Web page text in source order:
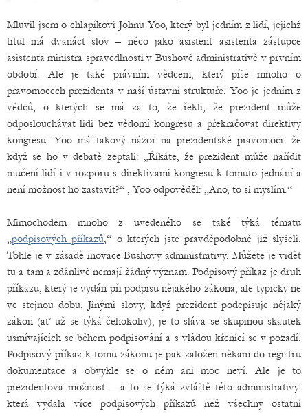
Mluvil jsem o chlapíkovi Johnu Yoo, který byl jedním z lidí, jejichž
titul má dvanáct slov – něco jako asistent asistenta zástupce
asistenta ministra spravedlnosti v Bushově administrativě v prvním
období. Ale je také právním vědcem, který píše mnoho o
pravomocech prezidenta v naší ústavní struktuře. Yoo je jedním z
vědců, o kterých se má za to, že řekli, že prezident může
odposlouchávat lidi bez vědomí kongresu a překračovat direktivy
kongresu. Yoo má takový názor na prezidentské pravomoci, že
když se ho v debatě zeptali: „Říkáte, že prezident může nařídit
mučení lidí i v rozporu s direktivami kongresu k tomuto jednání a
není možnost ho zastavit?“ , Yoo odpověděl: „Ano, to si myslím.“
Mimochodem mnoho z uvedeného se také týká tématu
„podpisových příkazů,“ o kterých jste pravděpodobně již slyšeli.
Tohle je v zásadě inovace Bushovy administrativy. Můžete je vidět
tu a tam a zdánlivě nemají žádný význam. Podpisový příkaz je druh
příkazu, který je vydán při podpisu nějakého zákona, ale typicky ne
ve stejnou dobu. Jinými slovy, když prezident podepisuje nějaký
zákon (ať už se týká čehokoliv), je to sláva se skupinou skautek
usmívajících se během podpisování a s vládou křenící se v pozadí.
Podpisový příkaz k tomu zákonu je pak založen někam do registru
dokumentace a obvykle se o něm ani moc neví. Ale je to
prezidentova možnost – a to se týká zvláště této administrativy,
která vydala více podpisových příkazů než všechny ostatní